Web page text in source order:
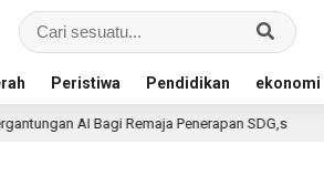
Peristiwa Pendidikan ekonomi
Remaja Penerapan SDG,s 3 hari lalu